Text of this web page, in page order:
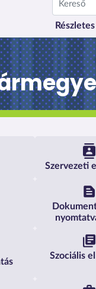
Szervezeti
Szociális